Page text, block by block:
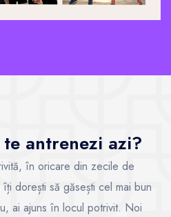
antrenezi azi?
în oricare din zecile de
dorești să găsești cel mai bun
ai ajuns în locul potrivit. Noi